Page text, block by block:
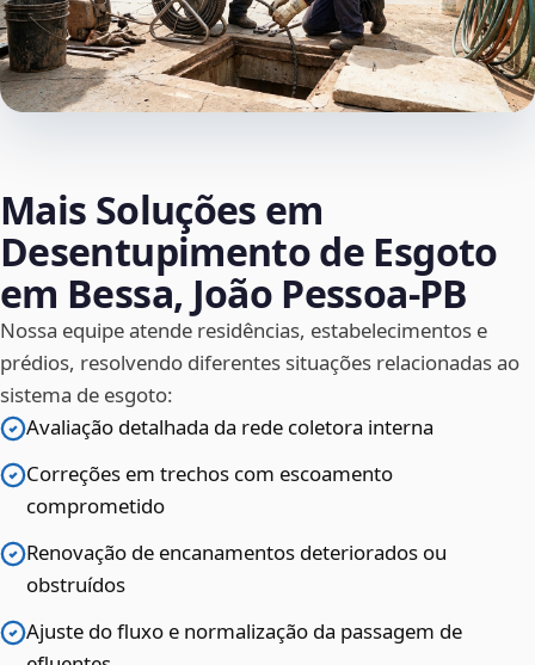
Mais Soluções em
Desentupimento de Esgoto
em Bessa, João Pessoa‑PB
Nossa equipe atende residências, estabelecimentos e
prédios, resolvendo diferentes situações relacionadas ao
sistema de esgoto:
Avaliação detalhada da rede coletora interna
Correções em trechos com escoamento
comprometido
Renovação de encanamentos deteriorados ou
obstruídos
Ajuste do fluxo e normalização da passagem de